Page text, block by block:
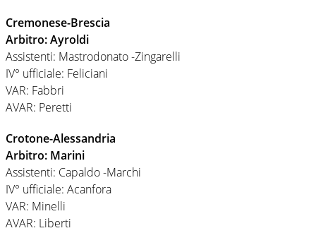
Cremonese-Brescia
Arbitro: Ayroldi
Assistenti: Mastrodonato -Zingarelli
IV° ufficiale: Feliciani
VAR: Fabbri
AVAR: Peretti
Crotone-Alessandria
Arbitro: Marini
Assistenti: Capaldo -Marchi
IV° ufficiale: Acanfora
VAR: Minelli
AVAR: Liberti